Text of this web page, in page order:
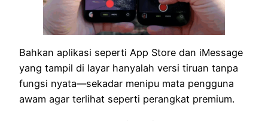
Bahkan aplikasi seperti App Store dan iMessage
yang tampil di layar hanyalah versi tiruan tanpa
fungsi nyata—sekadar menipu mata pengguna
awam agar terlihat seperti perangkat premium.